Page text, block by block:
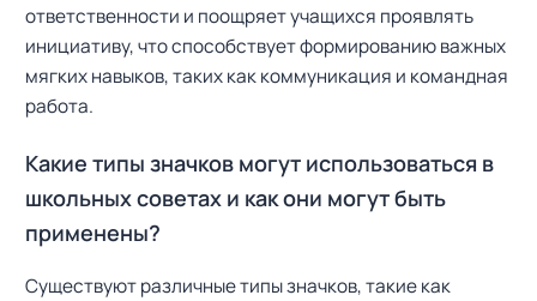
ответственности и поощряет учащихся проявлять
инициативу, что способствует формированию важных
мягких навыков, таких как коммуникация и командная
работа.
Какие типы значков могут использоваться в
школьных советах и как они могут быть
применены?
Существуют различные типы значков, такие как